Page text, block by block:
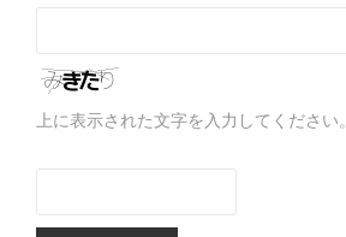
上に表示された文字を入力してください。